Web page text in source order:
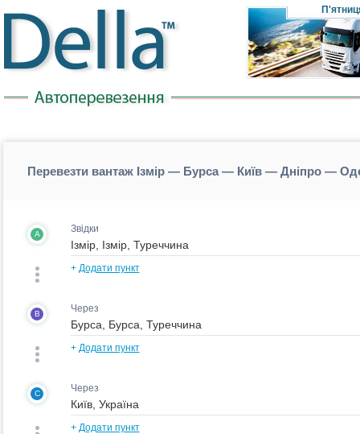
Перевезти вантаж Ізмір — Бурса — Київ — Дніпро —
A Звідки
+ Додати пункт
B Через
+ Додати пункт
C Через
+ Додати пункт